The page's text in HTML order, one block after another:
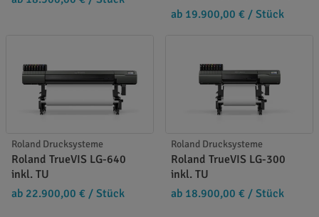
ab 19.900,00 € / Stück
Roland Drucksysteme
Roland TrueVIS LG-640
inkl. TU
ab 22.900,00 € / Stück
Roland Drucksysteme
Roland TrueVIS LG-300
inkl. TU
ab 18.900,00 € / Stück